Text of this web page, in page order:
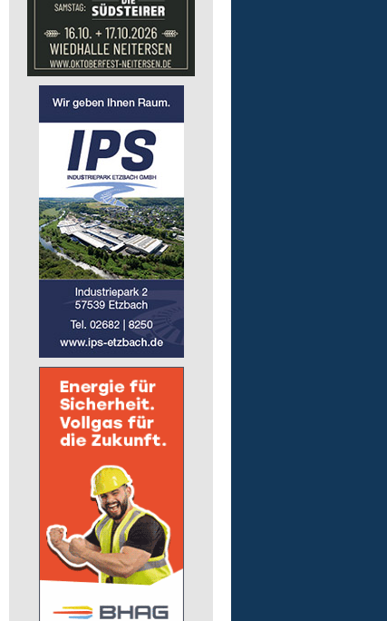
Bildungsbegleitung (m/
Lebenshilfe im Landkreis
GmbH
57610 Altenkirchen